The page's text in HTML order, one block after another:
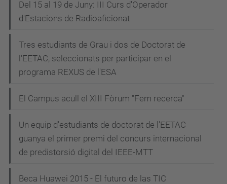
Del 15 al 19 de Juny: III Curs d'Operador
d'Estacions de Radioaficionat
Tres estudiants de Grau i dos de Doctorat de
l'EETAC, seleccionats per participar en el
programa REXUS de l'ESA
El Campus acull el XIII Fòrum "Fem recerca"
Un equip d'estudiants de doctorat de l'EETAC
guanya el primer premi del concurs internacional
de predistorsió digital del IEEE-MTT
Beca Huawei 2015 - El futuro de las TIC